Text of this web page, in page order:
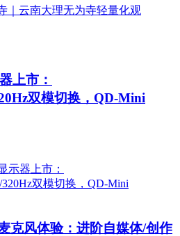
上市：
双模切换，QD-Mini
克风体验：进阶自媒体/创作